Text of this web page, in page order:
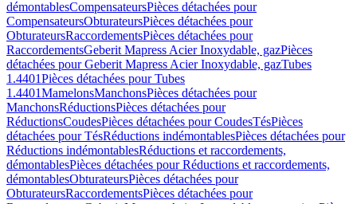
démontablesCompensateursPièces détachées pour
CompensateursObturateursPièces détachées pour
ObturateursRaccordementsPièces détachées pour
RaccordementsGeberit Mapress Acier Inoxydable, gazPièces
détachées pour Geberit Mapress Acier Inoxydable, gazTubes
1.4401Pièces détachées pour Tubes
1.4401MamelonsManchonsPièces détachées pour
ManchonsRéductionsPièces détachées pour
RéductionsCoudesPièces détachées pour CoudesTésPièces
détachées pour TésRéductions indémontablesPièces détachées pour
Réductions indémontablesRéductions et raccordements,
démontablesPièces détachées pour Réductions et raccordements,
démontablesObturateursPièces détachées pour
ObturateursRaccordementsPièces détachées pour